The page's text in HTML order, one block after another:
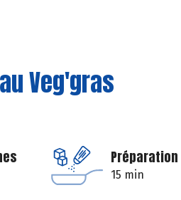
Veg'gras
Préparation
15 min